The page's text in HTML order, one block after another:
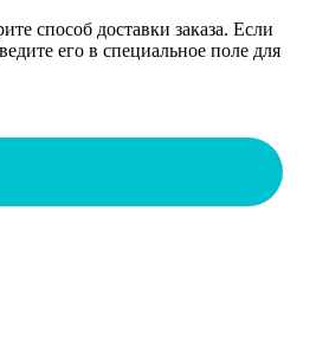
способ доставки заказа. Если
его в специальное поле для